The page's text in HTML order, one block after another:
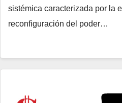
sistémica caracterizada por la
reconfiguración del poder…